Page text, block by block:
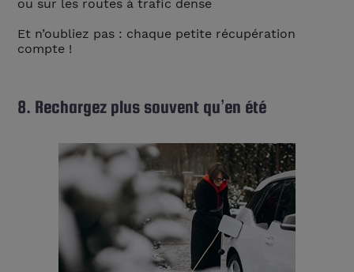
ou sur les routes à trafic dense
Et n’oubliez pas : chaque petite récupération
compte !
8. Rechargez plus souvent qu’en été